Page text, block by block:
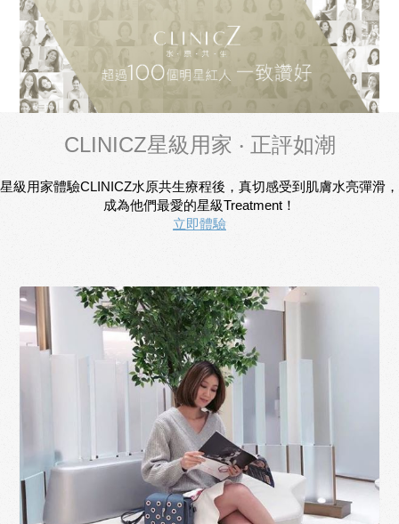
CLINICZ星級用家 ‧ 正評如潮
星級用家體驗CLINICZ水原共生療程後，真切感受到肌膚水亮彈滑，
成為他們最愛的星級Treatment！
立即體驗